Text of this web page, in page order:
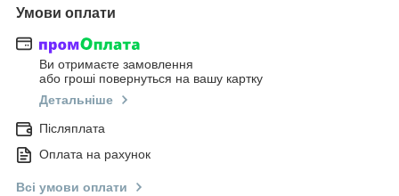
Умови оплати
Ви отримаєте замовлення
або гроші повернуться на вашу картку
Детальніше
Післяплата
Оплата на рахунок
Всі умови оплати